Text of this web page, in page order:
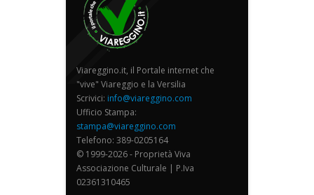
Viareggino.it, il Portale internet che
"vive" Viareggio e la Versilia
Scrivici: info@viareggino.com
Ufficio Stampa:
stampa@viareggino.com
Telefono: 389-0205164
© 1999-2026 - Proprietà Viva
Associazione Culturale | P.Iva
02361310465